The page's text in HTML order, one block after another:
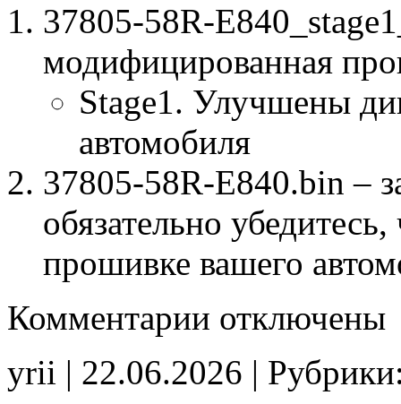
37805-58R-
модифицированная
Stage1. Улучшены
автомобиля
37805-58R-E840.bin –
обязательно
прошивке вашего
Комментарии записи
E840
Stage1
отключены
yrii | 22.06.2026 |